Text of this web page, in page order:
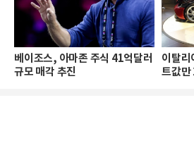
베이조스, 아마존 주식 41억달러
규모 매각 추진
이탈리
트값만